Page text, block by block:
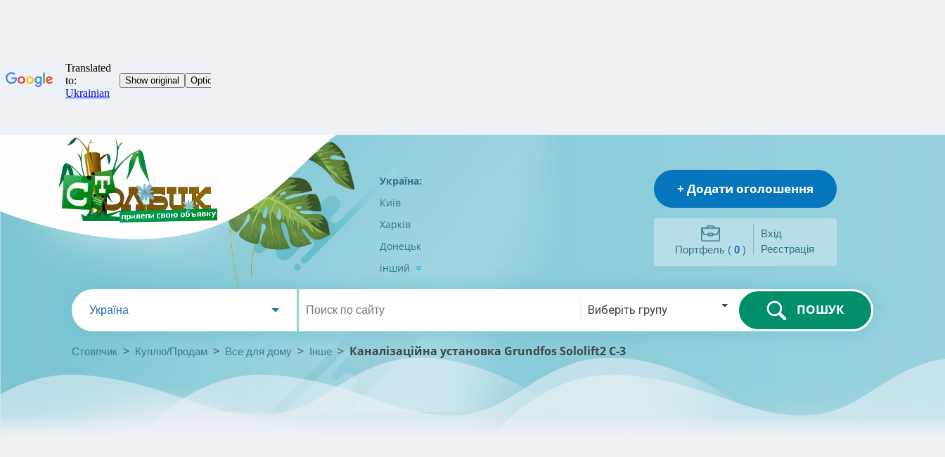
Україна:
Київ
Харків
Донецьк
інший
+ Додати оголошення
Портфель ( 0 )
Вхід
Реєстрація
Україна Виберіть групу ПОШУК
Стовпчик > Куплю/Продам > Все для дому > Інше > Каналізаційна установка Grundfos Sololift2 C-3